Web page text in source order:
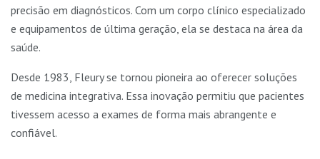
precisão em diagnósticos. Com um corpo clínico especializado
e equipamentos de última geração, ela se destaca na área da
saúde.
Desde 1983, Fleury se tornou pioneira ao oferecer soluções
de medicina integrativa. Essa inovação permitiu que pacientes
tivessem acesso a exames de forma mais abrangente e
confiável.